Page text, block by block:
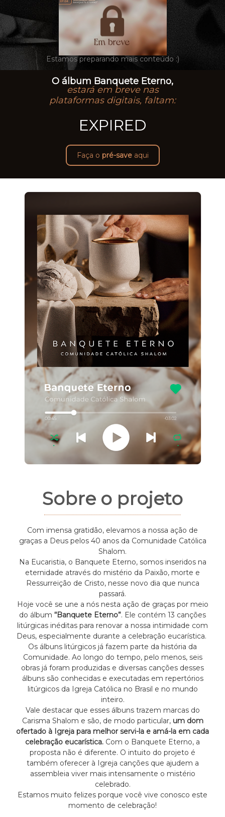
Estamos preparando mais conteúdo :)
O álbum Banquete Eterno,
estará em breve nas
plataformas digitais, faltam:
EXPIRED
Faça o pré-saveaqui
Sobre o projeto​
Com imensa gratidão, elevamos a nossa ação de
graças a Deus pelos 40 anos da Comunidade Católica
Shalom.
Na Eucaristia, o Banquete Eterno, somos inseridos na
eternidade através do mistério da Paixão, morte e
Ressurreição de Cristo, nesse novo dia que nunca
passará.
Hoje você se une a nós nesta ação de graças por meio
do álbum “Banquete Eterno”. Ele contém 13 canções
litúrgicas inéditas para renovar a nossa intimidade com
Deus, especialmente durante a celebração eucarística.
Os álbuns litúrgicos já fazem parte da história da
Comunidade. Ao longo do tempo, pelo menos, seis
obras já foram produzidas e diversas canções desses
álbuns são conhecidas e executadas em repertórios
litúrgicos da Igreja Católica no Brasil e no mundo
inteiro.
Vale destacar que esses álbuns trazem marcas do
Carisma Shalom e são, de modo particular, um dom
ofertado à Igreja para melhor servi-la e amá-la em cada
celebração eucarística. Com o Banquete Eterno, a
proposta não é diferente. O intuito do projeto é
também oferecer à Igreja canções que ajudem a
assembleia viver mais intensamente o mistério
celebrado.
Estamos muito felizes porque você vive conosco este
momento de celebração!